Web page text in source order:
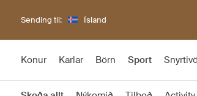
Sending til: Ísland
Konur Karlar Börn Sport